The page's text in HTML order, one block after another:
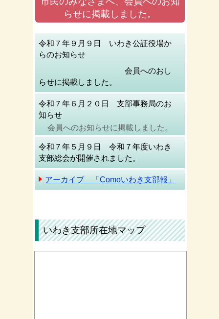
らせに掲載しました。
令和７年９月９日 いわき公証役場か
らのお知らせ
会員へのおし
らせに掲載しました。
令和７年６月２０日 支部事務局のお
知らせ
会員へのお知らせに掲載しました。
令和７年５月９日 令和７年度いわき
支部総会が開催されました。
アーカイブ 「Comoいわき支部報」
いわき支部所在地マップ